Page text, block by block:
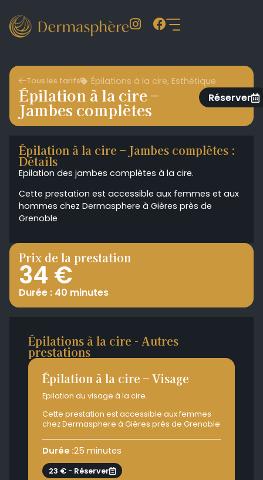
Tous les tarifs Épilations à la cire, Esthétique
Épilation à la cire –
Jambes complètes
Réserver
Épilation à la cire – Jambes complètes :
Détails
Epilation des jambes complètes à la cire.
Cette prestation est accessible aux femmes et aux
hommes chez Dermasphere à Gières près de
Grenoble
Prix de la prestation
34 €
Durée : 40 minutes
Épilations à la cire - Autres
prestations
Épilation à la cire – Visage
Epilation du visage à la cire.
Cette prestation est accessible aux femmes
chez Dermasphere à Gières près de Grenoble
Durée :25 minutes
23 € - Réserver